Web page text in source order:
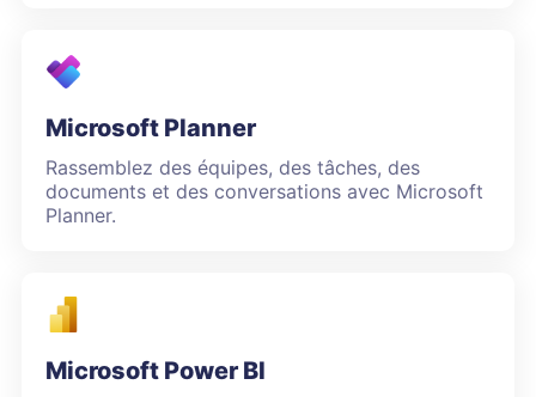
Microsoft Planner
Rassemblez des équipes, des tâches, des
documents et des conversations avec Microsoft
Planner.
Microsoft Power BI